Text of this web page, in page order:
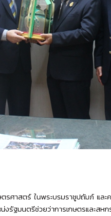
รศาสตร์ ในพระบรมราชูปถัมภ์ แ
น่งรัฐมนตรีช่วยว่าการเกษตรแล